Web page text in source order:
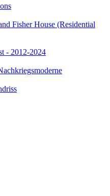
Fisher House (Residential
- 2012-2024